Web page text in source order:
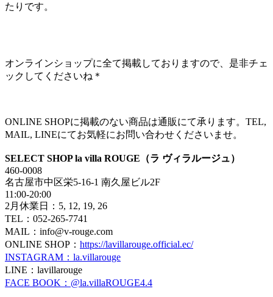
たりです。
オンラインショップに全て掲載しておりますので、是非チェ
ックしてくださいね＊
ONLINE SHOPに掲載のない商品は通販にて承ります。TEL,
MAIL, LINEにてお気軽にお問い合わせくださいませ。
SELECT SHOP la villa ROUGE（ラ ヴィラルージュ）
460-0008
名古屋市中区栄5-16-1 南久屋ビル2F
11:00-20:00
2月休業日：5, 12, 19, 26
TEL：052-265-7741
MAIL：info@v-rouge.com
ONLINE SHOP： https://lavillarouge.official.ec/
INSTAGRAM：la.villarouge
LINE：lavillarouge
FACE BOOK：@la.villaROUGE4.4